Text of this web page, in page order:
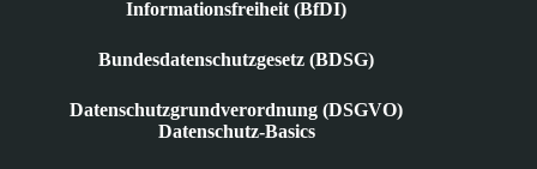
Informationsfreiheit (BfDI)
Bundesdatenschutzgesetz (BDSG)
Datenschutzgrundverordnung (DSGVO)
Datenschutz-Basics